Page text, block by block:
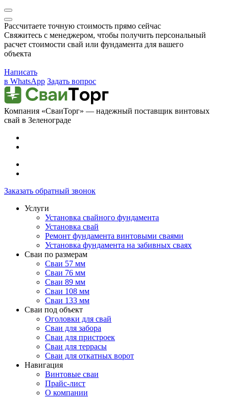
Рассчитаете точную стоимость прямо сейчас
Свяжитесь с менеджером, чтобы получить персональный
расчет стоимости свай или фундамента для вашего
объекта
Написать
в WhatsApp Задать вопрос
Компания «СваиТорг» — надежный поставщик винтовых
свай в Зеленограде
Заказать обратный звонок
Услуги
Установка свайного фундамента
Установка свай
Ремонт фундамента винтовыми сваями
Установка фундамента на забивных сваях
Сваи по размерам
Сваи 57 мм
Сваи 76 мм
Сваи 89 мм
Сваи 108 мм
Сваи 133 мм
Сваи под объект
Оголовки для свай
Сваи для забора
Сваи для пристроек
Сваи для террасы
Сваи для откатных ворот
Навигация
Винтовые сваи
Прайс-лист
О компании